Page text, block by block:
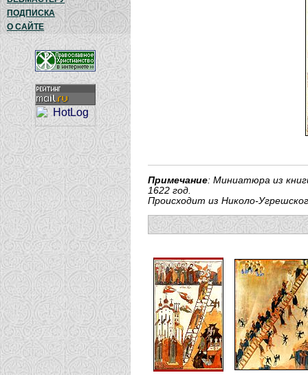
ПОДПИСКА
О САЙТЕ
Примечание: Миниатюра из
1622 год.
Происходит из Николо-